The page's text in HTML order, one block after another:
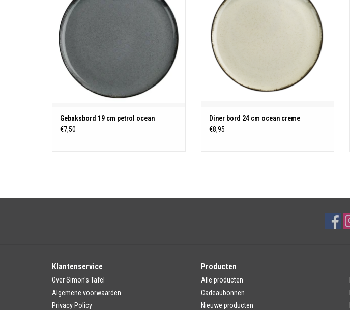
Gebaksbord 19 cm petrol ocean
€7,50
TOEVOEGEN AAN WINKELWAGEN
Diner bord 24 cm ocean creme
€8,95
Klantenservice
Over Simon's Tafel
Algemene voorwaarden
Privacy Policy
Producten
Alle producten
Cadeaubonnen
Nieuwe producten